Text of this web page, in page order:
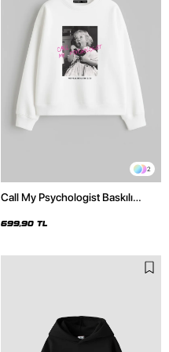
2
Call My Psychologist Baskılı
Beyaz Sweatshirt
699,90 TL